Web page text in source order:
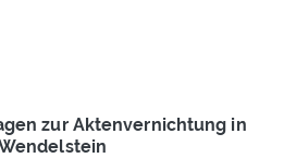
zur Aktenvernichtung in